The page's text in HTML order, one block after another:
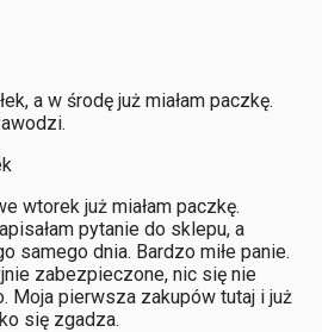
a w środę już miałam paczkę.
wtorek już miałam paczkę.
pytanie do sklepu, a
samego dnia. Bardzo miłe panie.
zabezpieczone, nic się nie
Moja pierwsza zakupów tutaj i już
się zgadza.